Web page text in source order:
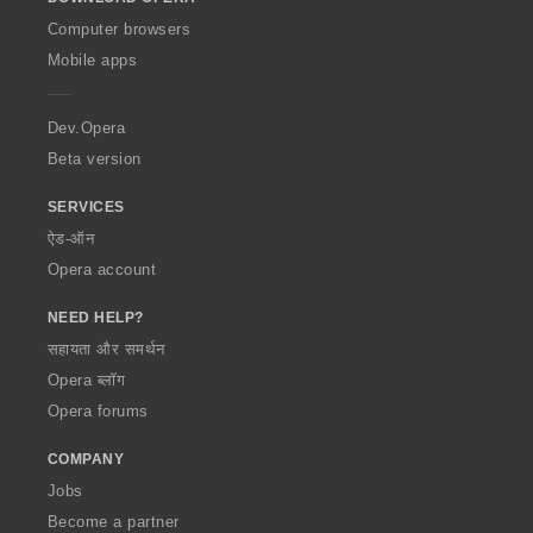
O
p
a
Computer browsers
Mobile apps
Dev.Opera
Beta version
SERVICES
ऐड-ऑन
Opera account
NEED HELP?
सहायता और समर्थन
Opera ब्लॉग
Opera forums
COMPANY
Jobs
Become a partner